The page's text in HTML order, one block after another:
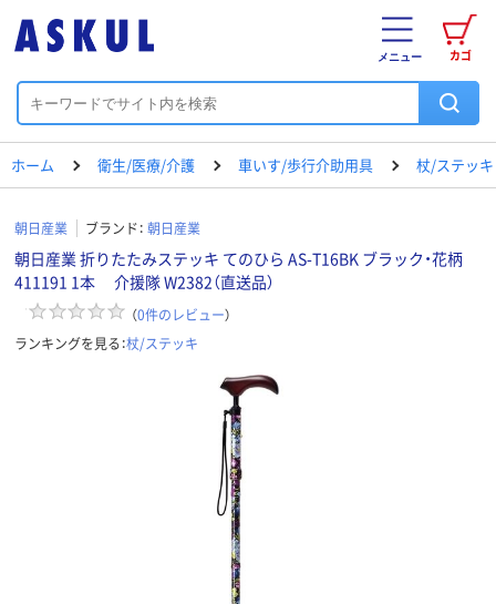
カゴ
メニュー
ホーム 衛生/医療/介護 車いす/歩行介助用具 杖/ステッキ
朝日産業 ブランド： 朝日産業
朝日産業 折りたたみステッキ てのひら AS-T16BK ブラック・花柄
411191 1本 介援隊 W2382（直送品）
（0件のレビュー）
ランキングを見る：杖/ステッキ